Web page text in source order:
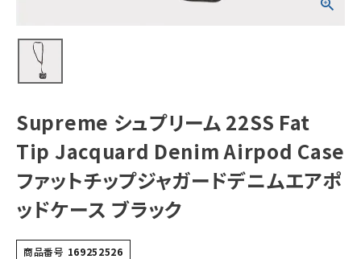
Tシャツ・ロングスリーブ
パーカー・トレーナー
キャップ・ハット
ニット帽・ビーニー
バックパック・リュック
その他バッグ類
Supreme シュプリーム 22SS Fat
Tip Jacquard Denim Airpod Case
ファットチップジャガードデニムエアポ
ッドケース ブラック
商品番号 169252526